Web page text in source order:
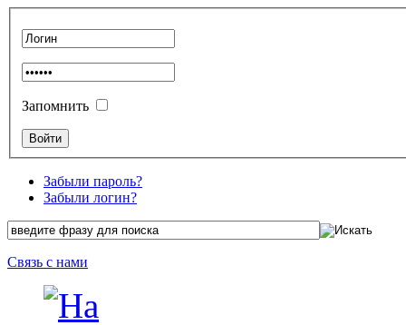
Запомнить
Забыли пароль?
Забыли логин?
Связь с нами